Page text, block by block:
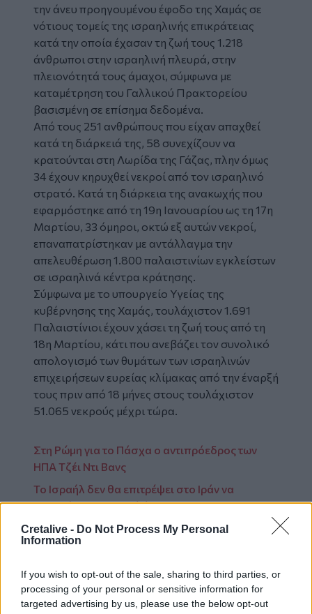
Cretalive - Do Not Process My Personal
Information
If you wish to opt-out of the sale, sharing to third parties, or
processing of your personal or sensitive information for
targeted advertising by us, please use the below opt-out
την άνευ προηγουμένου έφοδο της Χαμάς σε
νότιους τομείς της ισραηλινής επικράτειας
κατά την οποία έχασαν τη ζωή τους 1.218
άνθρωποι στην ισραηλινή πλευρά, στην
πλειονότητά τους άμαχοι, σύμφωνα με
καταμέτρηση του Γαλλικού Πρακτορείου
βασισμένη σε επίσημα δεδομένα.
Από τους 251 ανθρώπους που είχαν απαχθεί
κατά τη διάρκειά της, 58 συνεχίζουν να
κρατούνται στη Λωρίδα της Γάζας, πλην όμως
34 έχουν κηρυχθεί νεκροί από τον ισραηλινό
στρατό. Κατά τη διάρκεια της ανακωχής που
εφαρμόστηκε από τη 19η Ιανουαρίου ως τη 17η
Μαρτίου, 33 όμηροι, οκτώ εξ αυτών νεκροί,
επαναπατρίστηκαν με αντάλλαγμα την
απελευθέρωση 1.800 παλαιστινίων εγκλείστων
σε ισραηλινά κέντρα κράτησης.
Σύμφωνα με το υπουργείο Υγείας της
κυβέρνησης της Χαμάς, τουλάχιστον 1.691
Παλαιστίνιοι έχουν χάσει τη ζωή τους από τη
18η Μαρτίου, κάτι που ανεβάζει τον συνολικό
απολογισμό των θυμάτων των ισραηλινών
επιχειρήσεων ευρείας κλίμακας από την έναρξή
τους πριν από 18 μήνες στους τουλάχιστον
51.065 νεκρούς μέχρι τώρα.
Στη Ρώμη για το Πάσχα ο αντιπρόεδρος των
ΗΠΑ Τζέι Ντι Βανς
Το Ισραήλ δεν θα επιτρέψει στο Ιράν να
αποκτήσει πυρηνικά όπλα
Πάπας Φραγκίσκος: Θα ζήσω το Πάσχα αυτό,
όπως μπορώ